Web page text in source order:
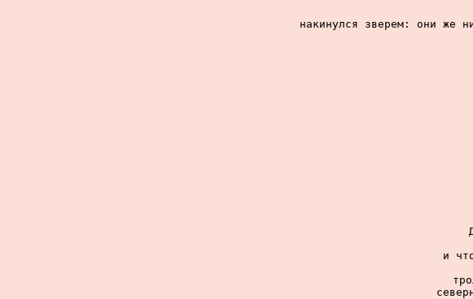
накинулся зверем: они же
и